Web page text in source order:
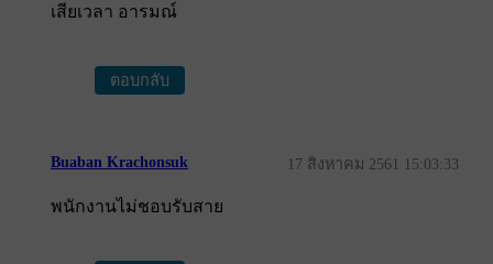
เสียเวลา อารมณ์
ตอบกลับ
Buaban Krachonsuk 17 สิงหาคม 2561 15:03:33
พนักงานไม่ชอบรับสาย